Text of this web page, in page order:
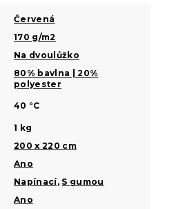
Červená
170 g/m2
Na dvoulůžko
80% bavlna | 20%
polyester
40 °C
1 kg
200 x 220 cm
Ano
Napínací, S gumou
Ano